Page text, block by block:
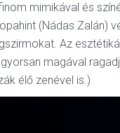
mimikával és
(Nádas Zalán)
Az
magával
élő zenével is.)